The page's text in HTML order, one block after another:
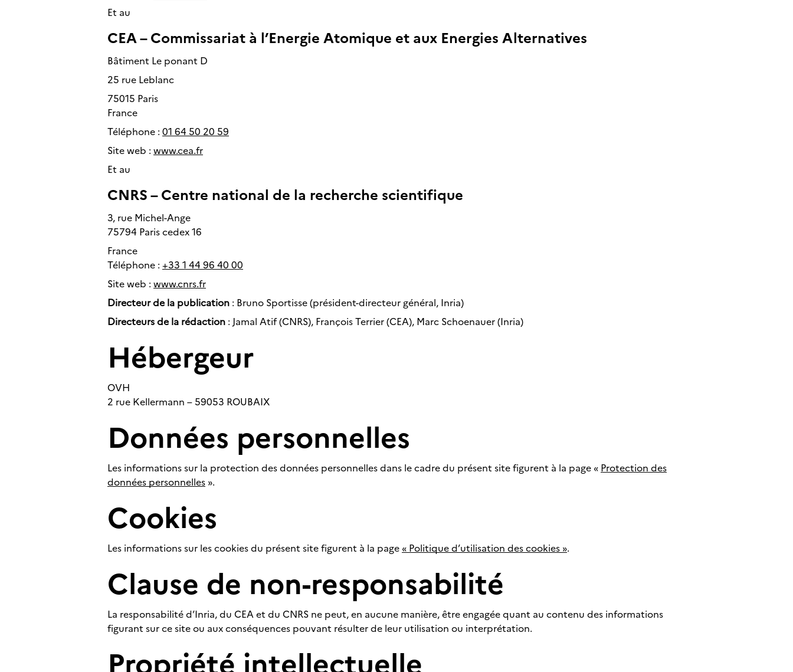
Et au
CEA – Commissariat à l’Energie Atomique et aux Energies Alternatives
Bâtiment Le ponant D
25 rue Leblanc
75015 Paris
France
Téléphone : 01 64 50 20 59
Site web : www.cea.fr
Et au
CNRS – Centre national de la recherche scientifique
3, rue Michel-Ange
75794 Paris cedex 16
France
Téléphone : +33 1 44 96 40 00
Site web : www.cnrs.fr
Directeur de la publication : Bruno Sportisse (président-directeur général, Inria)
Directeurs de la rédaction : Jamal Atif (CNRS), François Terrier (CEA), Marc Schoenauer (Inria)
Hébergeur
OVH
2 rue Kellermann – 59053 ROUBAIX
Données personnelles
Les informations sur la protection des données personnelles dans le cadre du présent site figurent à la page « Protection des
données personnelles ».
Cookies
Les informations sur les cookies du présent site figurent à la page « Politique d’utilisation des cookies ».
Clause de non-responsabilité
La responsabilité d’Inria, du CEA et du CNRS ne peut, en aucune manière, être engagée quant au contenu des informations
figurant sur ce site ou aux conséquences pouvant résulter de leur utilisation ou interprétation.
Propriété intellectuelle